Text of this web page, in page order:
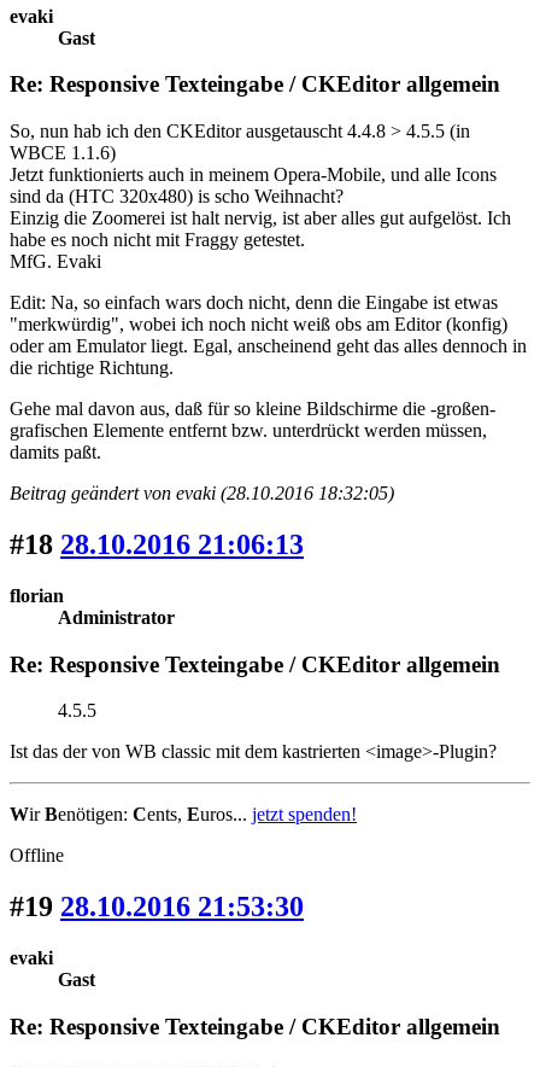
evaki
Gast
Re: Responsive Texteingabe / CKEditor allgemein
So, nun hab ich den CKEditor ausgetauscht 4.4.8 > 4.5.5 (in
WBCE 1.1.6)
Jetzt funktionierts auch in meinem Opera-Mobile, und alle Icons
sind da (HTC 320x480) is scho Weihnacht?
Einzig die Zoomerei ist halt nervig, ist aber alles gut aufgelöst. Ich
habe es noch nicht mit Fraggy getestet.
MfG. Evaki
Edit: Na, so einfach wars doch nicht, denn die Eingabe ist etwas
"merkwürdig", wobei ich noch nicht weiß obs am Editor (konfig)
oder am Emulator liegt. Egal, anscheinend geht das alles dennoch in
die richtige Richtung.
Gehe mal davon aus, daß für so kleine Bildschirme die -großen-
grafischen Elemente entfernt bzw. unterdrückt werden müssen,
damits paßt.
Beitrag geändert von evaki (28.10.2016 18:32:05)
#18 28.10.2016 21:06:13
florian
Administrator
Re: Responsive Texteingabe / CKEditor allgemein
4.5.5
Ist das der von WB classic mit dem kastrierten <image>-Plugin?
WirBenötigen: Cents, Euros... jetzt spenden!
Offline
#19 28.10.2016 21:53:30
evaki
Gast
Re: Responsive Texteingabe / CKEditor allgemein